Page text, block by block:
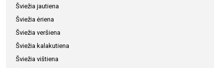
Šviežia jautiena
Šviežia ėriena
Šviežia veršiena
Šviežia kalakutiena
Šviežia vištiena